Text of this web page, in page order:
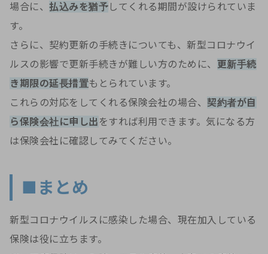
場合に、 払込みを猶予 してくれる期間が設けられていま
す。
さらに、契約更新の手続きについても、新型コロナウイ
ルスの影響で更新手続きが難しい方のために、 更新手続
き期限の延長措置もとられています。
これらの対応をしてくれる保険会社の場合、 契約者が自
ら保険会社に申し出 をすれば利用できます。気になる方
は保険会社に確認してみてください。
■まとめ
新型コロナウイルスに感染した場合、現在加入している
保険は役に立ちます。